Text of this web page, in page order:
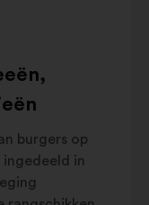
burgers op
in